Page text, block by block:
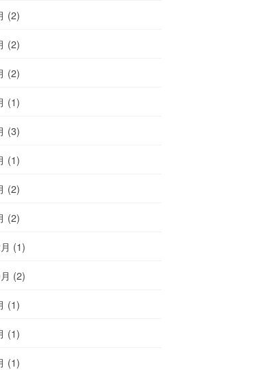
(2)
(2)
(2)
(1)
(3)
(1)
(2)
(2)
(1)
(2)
(1)
(1)
(1)